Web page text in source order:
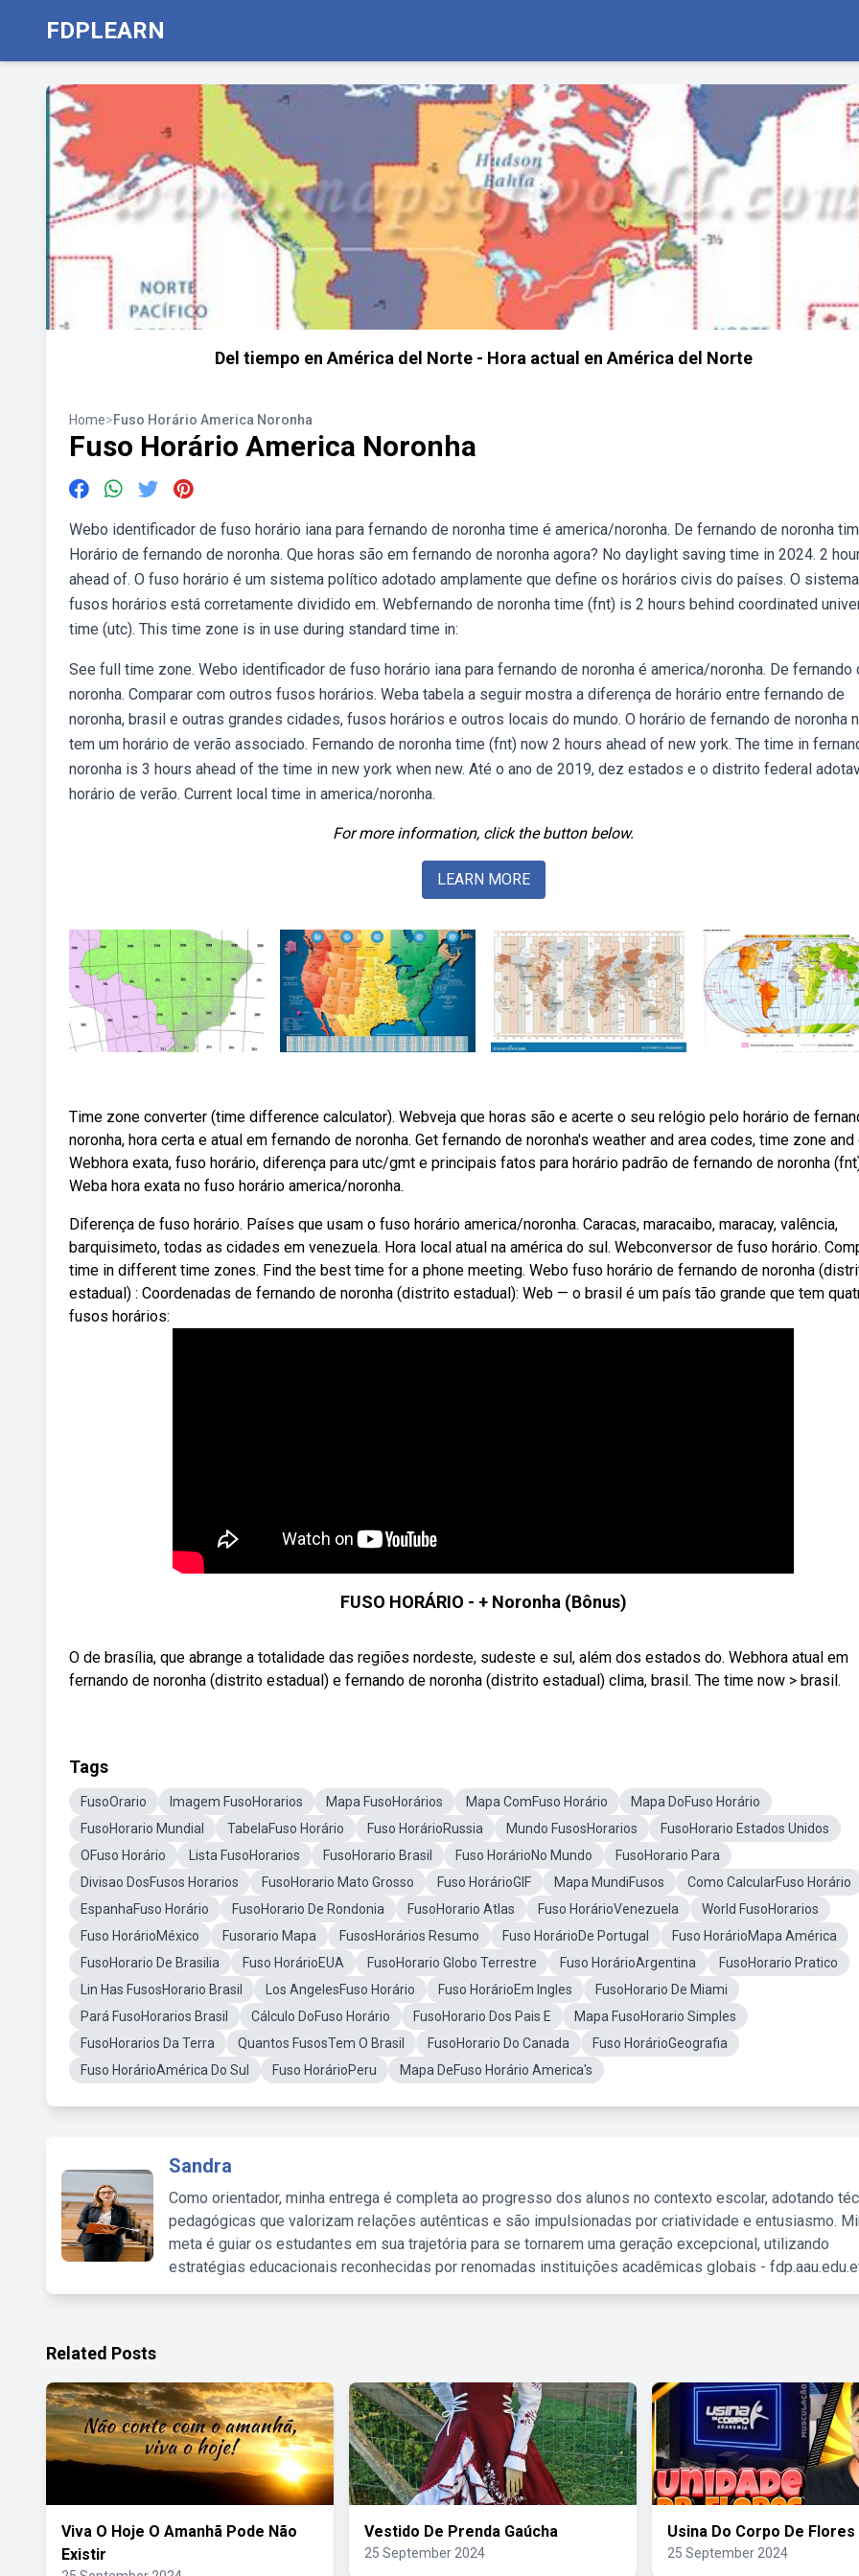
FDPLEARN
Del tiempo en América del Norte - Hora actual en América del Norte
Home>Fuso Horário America Noronha
Fuso Horário America Noronha
Webo identificador de fuso horário iana para fernando de noronha time é america/noronha. De fernando de noronha
Horário de fernando de noronha. Que horas são em fernando de noronha agora? No daylight saving time in 2024. 2
ahead of. O fuso horário é um sistema político adotado amplamente que define os horários civis do países. O
fusos horários está corretamente dividido em. Webfernando de noronha time (fnt) is 2 hours behind coordinated
time (utc). This time zone is in use during standard time in:
See full time zone. Webo identificador de fuso horário iana para fernando de noronha é america/noronha. De fernando
noronha. Comparar com outros fusos horários. Weba tabela a seguir mostra a diferença de horário entre fernando de
noronha, brasil e outras grandes cidades, fusos horários e outros locais do mundo. O horário de fernando de noronha
tem um horário de verão associado. Fernando de noronha time (fnt) now 2 hours ahead of new york. The time in
noronha is 3 hours ahead of the time in new york when new. Até o ano de 2019, dez estados e o distrito federal
horário de verão. Current local time in america/noronha.
For more information, click the button below.
LEARN MORE
Time zone converter (time difference calculator). Webveja que horas são e acerte o seu relógio pelo horário de
noronha, hora certa e atual em fernando de noronha. Get fernando de noronha's weather and area codes, time zone and
Webhora exata, fuso horário, diferença para utc/gmt e principais fatos para horário padrão de fernando de noronha
Weba hora exata no fuso horário america/noronha.
Diferença de fuso horário. Países que usam o fuso horário america/noronha. Caracas, maracaibo, maracay, valência,
barquisimeto, todas as cidades em venezuela. Hora local atual na américa do sul. Webconversor de fuso horário.
time in different time zones. Find the best time for a phone meeting. Webo fuso horário de fernando de noronha
estadual) : Coordenadas de fernando de noronha (distrito estadual): Web — o brasil é um país tão grande que tem
fusos horários:
FUSO HORÁRIO - + Noronha (Bônus)
O de brasília, que abrange a totalidade das regiões nordeste, sudeste e sul, além dos estados do. Webhora atual em
fernando de noronha (distrito estadual) e fernando de noronha (distrito estadual) clima, brasil. The time now > brasil.
Tags
FusoOrario Imagem FusoHorarios Mapa FusoHorários Mapa ComFuso Horário
Mapa DoFuso Horário
FusoHorario Mundial
TabelaFuso Horário Fuso HorárioRussia Mundo FusosHorarios
FusoHorario Estados Unidos
OFuso Horário
Lista FusoHorarios FusoHorario Brasil Fuso HorárioNo Mundo
FusoHorario Para
Divisao DosFusos Horarios
FusoHorario Mato Grosso Fuso HorárioGIF Mapa MundiFusos
Como CalcularFuso Horário
EspanhaFuso Horário
FusoHorario De Rondonia FusoHorario Atlas Fuso HorárioVenezuela
World FusoHorarios
Fuso HorárioMéxico
Fusorario Mapa FusosHorários Resumo Fuso HorárioDe Portugal
Fuso HorárioMapa América
FusoHorario De Brasilia
Fuso HorárioEUA FusoHorario Globo Terrestre Fuso HorárioArgentina
FusoHorario Pratico
Lin Has FusosHorario Brasil
Los AngelesFuso Horário Fuso HorárioEm Ingles
FusoHorario De Miami
Pará FusoHorarios Brasil
Cálculo DoFuso Horário FusoHorario Dos Pais E
Mapa FusoHorario Simples
FusoHorarios Da Terra
Quantos FusosTem O Brasil FusoHorario Do Canada
Fuso HorárioGeografia
Fuso HorárioAmérica Do Sul
Fuso HorárioPeru Mapa DeFuso Horário America's
Sandra
Como orientador, minha entrega é completa ao progresso dos alunos no contexto escolar, adotando
pedagógicas que valorizam relações autênticas e são impulsionadas por criatividade e entusiasmo.
meta é guiar os estudantes em sua trajetória para se tornarem uma geração excepcional, utilizando
estratégias educacionais reconhecidas por renomadas instituições acadêmicas globais -
Related Posts
Viva O Hoje O Amanhã Pode Não
Existir
Vestido De Prenda Gaúcha
25 September 2024
Usina Do Corpo De Flores
25 September 2024